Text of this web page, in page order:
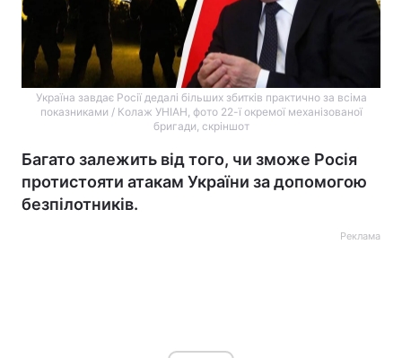
Україна завдає Росії дедалі більших збитків практично за всіма
показниками / Колаж УНІАН, фото 22-ї окремої механізованої
бригади, скріншот
Багато залежить від того, чи зможе Росія
протистояти атакам України за допомогою
безпілотників.
Реклама